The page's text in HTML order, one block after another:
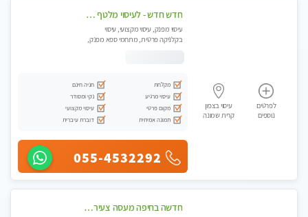
לפרטים
נוספים
עיסוי בצפון
קרית שמונה
חדש חדש - לעיסוי מלטף איכותי ומיוחד במינו..... באווירה ביתית לאור נרות !
עיסוי מפנק, עיסוי מקצועי, עיסוי
בקלניקה פרטית, מתחמי ספא מפנק,
מקלחת
חניה חינם
עיסוי מרגיע
נקי ומסודר
מקום פרטי
עיסוי מקצועי
תמונה אמיתית
דוברת עיברית
055-4532292
חדשה בחיפה מעסה צעירה איכותית וקלאסית מזמינה אותך לעיסוי נעים מפנק ומרגיעה+ אבנים חמות וכוסות רוח מומלץ מאוד . . . highly recommended..new in the ci